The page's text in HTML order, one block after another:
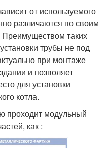
от используемого
различаются по своим
Преимуществом таких
трубы не под
при монтаже
и позволяет
для установки
котла.
проходит модульный
как :